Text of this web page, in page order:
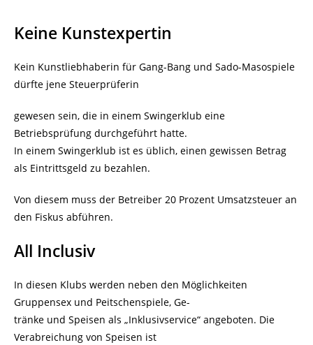
Keine Kunstexpertin
Kein Kunstliebhaberin für Gang-Bang und Sado-Masospiele
dürfte jene Steuerprüferin
gewesen sein, die in einem Swingerklub eine
Betriebsprüfung durchgeführt hatte.
In einem Swingerklub ist es üblich, einen gewissen Betrag
als Eintrittsgeld zu bezahlen.
Von diesem muss der Betreiber 20 Prozent Umsatzsteuer an
den Fiskus abführen.
All Inclusiv
In diesen Klubs werden neben den Möglichkeiten
Gruppensex und Peitschenspiele, Ge-
tränke und Speisen als „Inklusivservice“ angeboten. Die
Verabreichung von Speisen ist